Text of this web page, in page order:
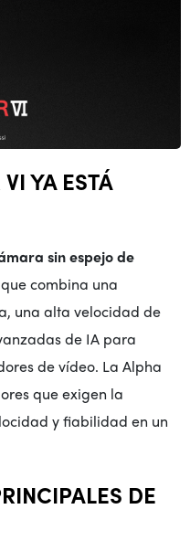
YA ESTÁ
sin espejo de
combina una
una alta velocidad de
de IA para
de vídeo. La Alpha
que exigen la
y fiabilidad en un
DE